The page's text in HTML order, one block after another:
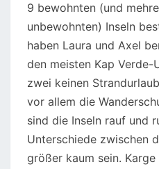
9 bewohnten (und
unbewohnten) Inseln
haben Laura und Axel
den meisten Kap Verde-
zwei keinen
vor allem die
sind die Inseln rauf und
Unterschiede zwischen
größer kaum sein.